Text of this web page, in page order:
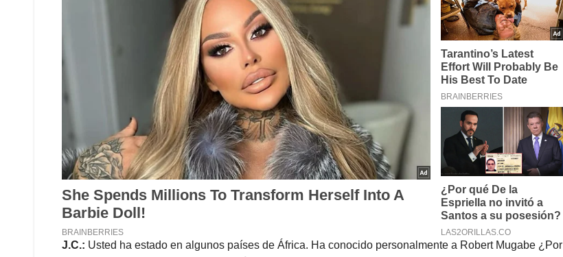
J.C.: Usted ha estado en algunos países de África. Ha conocido personalmente a Robert Mugabe ¿Por